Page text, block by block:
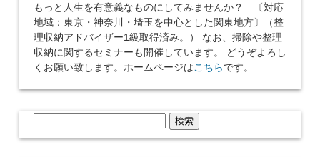
もっと人生を有意義なものにしてみませんか？ 〔対応
地域：東京・神奈川・埼玉を中心とした関東地方〕（整
理収納アドバイザー1級取得済み。） なお、掃除や整理
収納に関するセミナーも開催しています。 どうぞよろし
くお願い致します。ホームページはこちら です。
索: